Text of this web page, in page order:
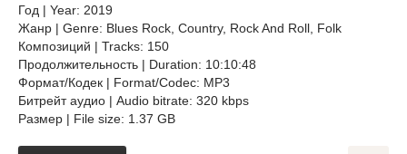
Год | Year: 2019
Жанр | Genre: Blues Rock, Country, Rock And Roll, Folk
Композиций | Tracks: 150
Продолжительность | Duration: 10:10:48
Формат/Кодек | Format/Codec: MP3
Битрейт аудио | Audio bitrate: 320 kbps
Размер | File size: 1.37 GB